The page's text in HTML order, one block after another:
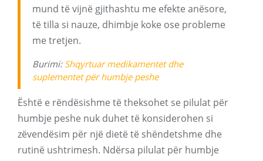
mund të vijnë gjithashtu me efekte anësore,
të tilla si nauze, dhimbje koke ose probleme
me tretjen.
Burimi: Shqyrtuar medikamentet dhe
suplementet për humbje peshe
Është e rëndësishme të theksohet se pilulat për
humbje peshe nuk duhet të konsiderohen si
zëvendësim për një dietë të shëndetshme dhe
rutinë ushtrimesh. Ndërsa pilulat për humbje